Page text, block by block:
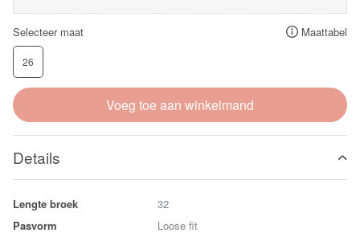
Selecteer maat Maattabel
26
Voeg toe aan winkelmand
Details
Lengte broek
32
Pasvorm
Loose fit